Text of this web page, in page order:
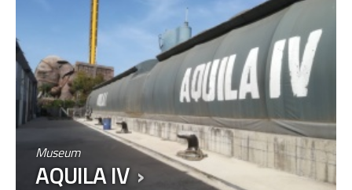
Museum
AQUILA IV